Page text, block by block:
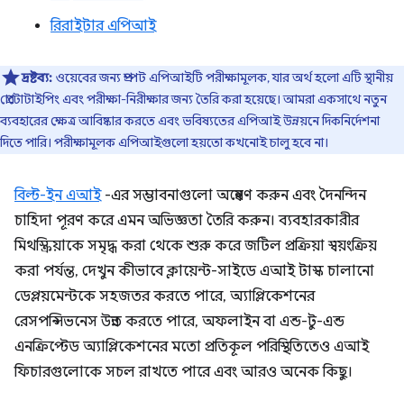
রিরাইটার এপিআই
দ্রষ্টব্য: ওয়েবের জন্য প্রম্পট এপিআইটি পরীক্ষামূলক, যার অর্থ হলো এটি স্থানীয়
প্রোটোটাইপিং এবং পরীক্ষা-নিরীক্ষার জন্য তৈরি করা হয়েছে। আমরা একসাথে নতুন
ব্যবহারের ক্ষেত্র আবিষ্কার করতে এবং ভবিষ্যতের এপিআই উন্নয়নে দিকনির্দেশনা
দিতে পারি। পরীক্ষামূলক এপিআইগুলো হয়তো কখনোই চালু হবে না।
বিল্ট-ইন এআই-এর সম্ভাবনাগুলো অন্বেষণ করুন এবং দৈনন্দিন
চাহিদা পূরণ করে এমন অভিজ্ঞতা তৈরি করুন। ব্যবহারকারীর
মিথস্ক্রিয়াকে সমৃদ্ধ করা থেকে শুরু করে জটিল প্রক্রিয়া স্বয়ংক্রিয়
করা পর্যন্ত, দেখুন কীভাবে ক্লায়েন্ট-সাইডে এআই টাস্ক চালানো
ডেপ্লয়মেন্টকে সহজতর করতে পারে, অ্যাপ্লিকেশনের
রেসপন্সিভনেস উন্নত করতে পারে, অফলাইন বা এন্ড-টু-এন্ড
এনক্রিপ্টেড অ্যাপ্লিকেশনের মতো প্রতিকূল পরিস্থিতিতেও এআই
ফিচারগুলোকে সচল রাখতে পারে এবং আরও অনেক কিছু।